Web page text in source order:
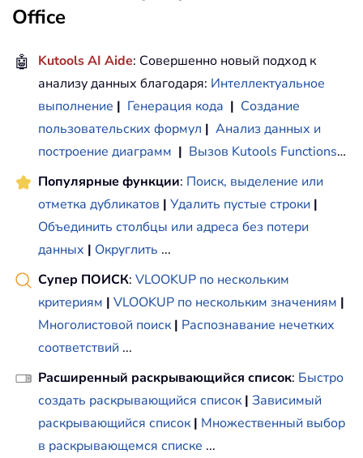
Office
🤖 Kutools AI Aide: Совершенно новый подход к
анализу данных благодаря: Интеллектуальное
выполнение | Генерация кода | Создание
пользовательских формул | Анализ данных и
построение диаграмм | Вызов Kutools Functions…
Популярные функции: Поиск, выделение или
отметка дубликатов | Удалить пустые строки |
Объединить столбцы или адреса без потери
данных | Округлить ...
Супер ПОИСК: VLOOKUP по нескольким
критериям | VLOOKUP по нескольким значениям |
Многолистовой поиск | Распознавание нечетких
соответствий ...
Расширенный раскрывающийся список: Быстро
создать раскрывающийся список | Зависимый
раскрывающийся список | Множественный выбор
в раскрывающемся списке ...